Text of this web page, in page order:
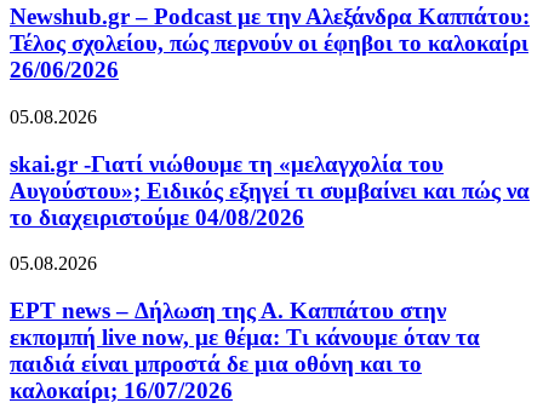
Newshub.gr – Podcast με την Αλεξάνδρα Καππάτου:
Τέλος σχολείου, πώς περνούν οι έφηβοι το καλοκαίρι
26/06/2026
05.08.2026
skai.gr -Γιατί νιώθουμε τη «μελαγχολία του
Αυγούστου»; Ειδικός εξηγεί τι συμβαίνει και πώς να
το διαχειριστούμε 04/08/2026
05.08.2026
ΕΡΤ news – Δήλωση της Α. Καππάτου στην
εκπομπή live now, με θέμα: Τι κάνουμε όταν τα
παιδιά είναι μπροστά δε μια οθόνη και το
καλοκαίρι; 16/07/2026